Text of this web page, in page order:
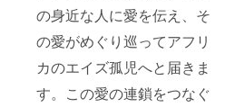
の身近な人に愛を伝え、そ
の愛がめぐり巡ってアフリ
カのエイズ孤児へと届きま
す。この愛の連鎖をつなぐ